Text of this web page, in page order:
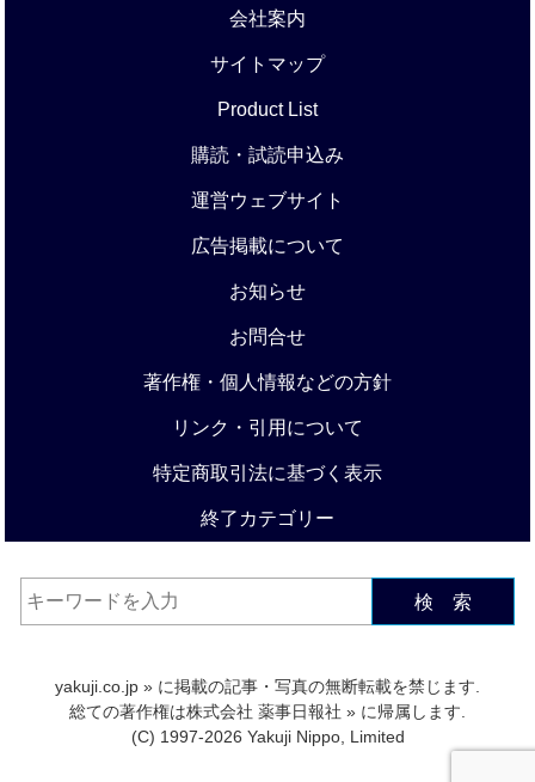
会社案内
サイトマップ
Product List
購読・試読申込み
運営ウェブサイト
広告掲載について
お知らせ
お問合せ
著作権・個人情報などの方針
リンク・引用について
特定商取引法に基づく表示
終了カテゴリー
検 索
yakuji.co.jp » に掲載の記事・写真の無断転載を禁じます.
総ての著作権は株式会社 薬事日報社 » に帰属します.
(C) 1997-2026 Yakuji Nippo, Limited